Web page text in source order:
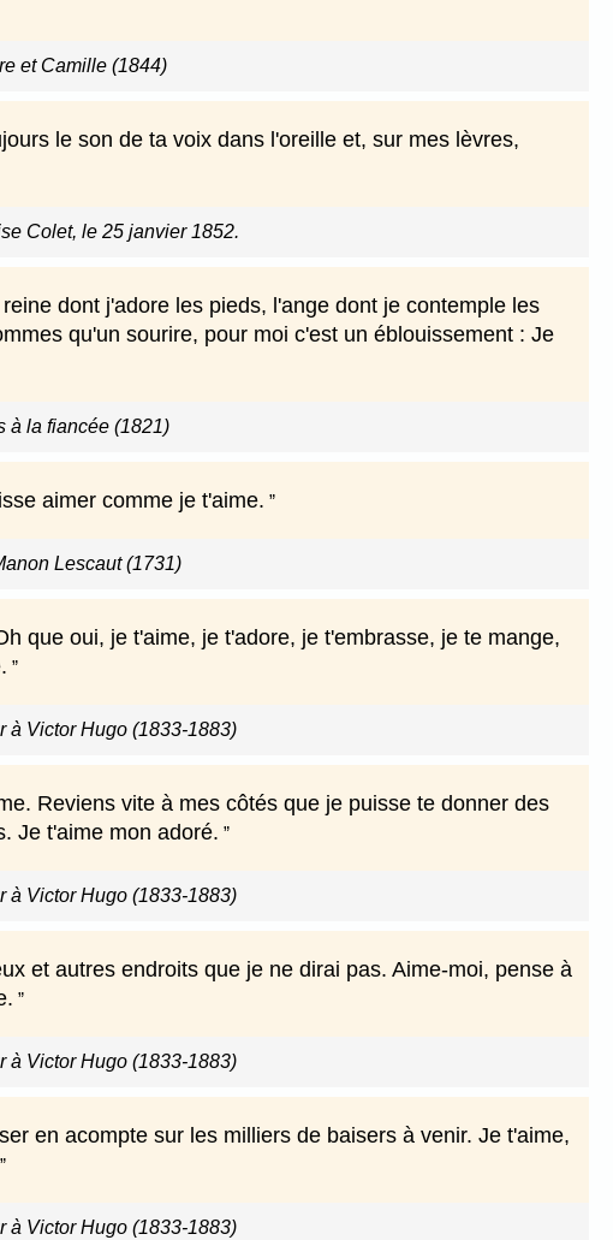
et Camille (1844)
le son de ta voix dans l'oreille et, sur mes lèvres,
Colet, le 25 janvier 1852.
dont j'adore les pieds, l'ange dont je contemple les
qu'un sourire, pour moi c'est un éblouissement : Je
à la fiancée (1821)
aimer comme je t'aime.
Lescaut (1731)
que oui, je t'aime, je t'adore, je t'embrasse, je te mange,
à Victor Hugo (1833-1883)
Reviens vite à mes côtés que je puisse te donner des
Je t'aime mon adoré.
à Victor Hugo (1833-1883)
et autres endroits que je ne dirai pas. Aime-moi, pense à
à Victor Hugo (1833-1883)
en acompte sur les milliers de baisers à venir. Je t'aime,
à Victor Hugo (1833-1883)